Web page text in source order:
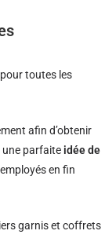
toutes les
afin d’obtenir
une parfaite idée de
en fin
garnis et coffrets